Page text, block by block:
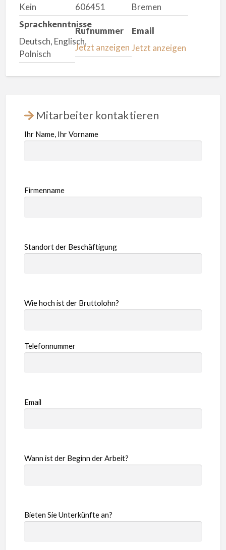
Kein
606451
Bremen
Sprachkenntnisse
Deutsch, Englisch,
Polnisch
Rufnummer
Jetzt anzeigen
Email
Jetzt anzeigen
Mitarbeiter kontaktieren
Ihr Name, Ihr Vorname
Firmenname
Standort der Beschäftigung
Wie hoch ist der Bruttolohn?
Telefonnummer
Email
Wann ist der Beginn der Arbeit?
Bieten Sie Unterkünfte an?